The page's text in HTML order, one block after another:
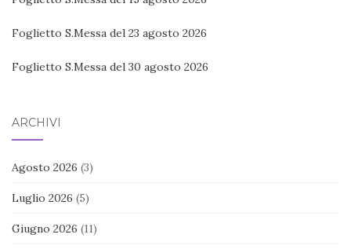
Foglietto S.Messa del 23 agosto 2026
Foglietto S.Messa del 30 agosto 2026
ARCHIVI
Agosto 2026 (3)
Luglio 2026 (5)
Giugno 2026 (11)